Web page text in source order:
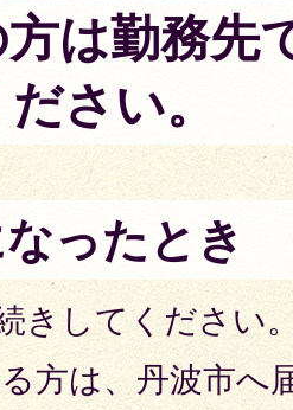
は勤務先
さい。
ったとき
きしてください
方は、丹波市へ